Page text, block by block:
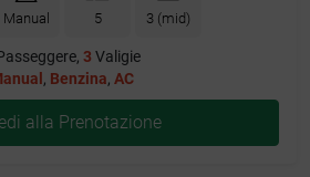
Manual 5 3 (mid)
3 Valigie
, Benzina, AC
alla Prenotazione